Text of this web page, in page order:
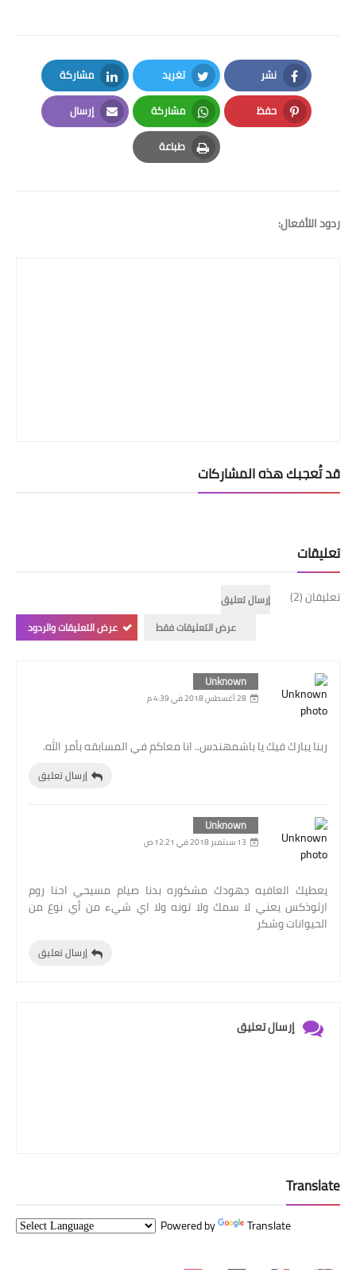
نشر
Facebook
تغريد
Twitter
مشاركة
LinkedIn
حفظ
Pinterest
مشاركة
Whatsapp
إرسال
Email
طباعة
Print
ردود اللأفعال:
قد تُعجبك هذه المشاركات
تعليقات
تعليقان (2)
إرسال تعليق
عرض التعليقات فقط
عرض التعليقات والردود
Unknown
28 أغسطس 2018 في 4:39 م
ربنا يبارك فيك يا باشمهندس.. انا معاكم في المسابقه بأمر الله.
إرسال تعليق
Unknown
13 سبتمبر 2018 في 12:21 ص
يعطيك العافيه جهودك مشكوره بدنا صيام مسيحي احنا روم
ارثوذكس يعني لا سمك ولا تونه ولا اي شيء من أي نوع من
الحيوانات وشكر
إرسال تعليق
إرسال تعليق
Translate
Powered by Translate